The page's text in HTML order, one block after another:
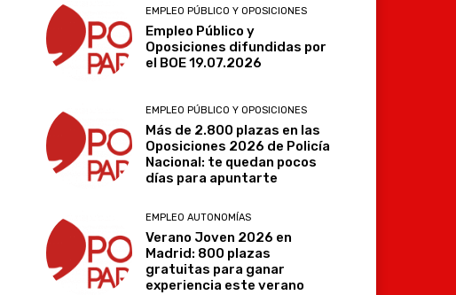
EMPLEO PÚBLICO Y OPOSICIONES
Empleo Público y
Oposiciones difundidas por
el BOE 19.07.2026
EMPLEO PÚBLICO Y OPOSICIONES
Más de 2.800 plazas en las
Oposiciones 2026 de Policía
Nacional: te quedan pocos
días para apuntarte
EMPLEO AUTONOMÍAS
Verano Joven 2026 en
Madrid: 800 plazas
gratuitas para ganar
experiencia este verano